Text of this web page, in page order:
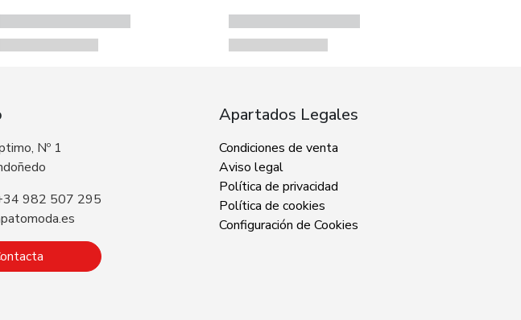
Nº 1
982 507 295
Apartados Legales
Condiciones de venta
Aviso legal
Política de privacidad
Política de cookies
Configuración de Cookies